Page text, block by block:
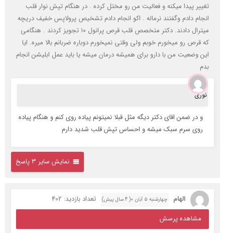
تغییر پیدا میکنه و فعالیت من رو مختل کرده . در هنگام تپش نوار قلب
انجام دادم وگفتند نرماله . اکو انجام دادم تشخیص پرولاپس خفیف دریچه
میترال دادند. دکتر متخصص قلب قرص پرانول ۱۰ تجویز کردند . هنگامی
که قرص رو میخورم خوبم ولی وقتی نمیخورم دوباره ضربانم بالا میره. ایا
این وضعیت من با دارو برای همیشه درمان میشه یا باید عمل ابلیشن انجام
بدم
نوری
و در ضمن اقای دکتر دیگه مثل قبلا نمیتونم پیاده روی کنم و هنگام پیاده
روی سرم سبک میشه و احساس تپش قلب شدید دارم
نمایش سایر 3 پاسخ
الهام چهارشنبه ۵ آبان ۰( 4 سال پیش)
تعداد بازدید: 402
مشاهده پرسش